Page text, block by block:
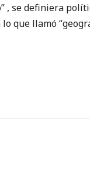
, se definiera
que llamó